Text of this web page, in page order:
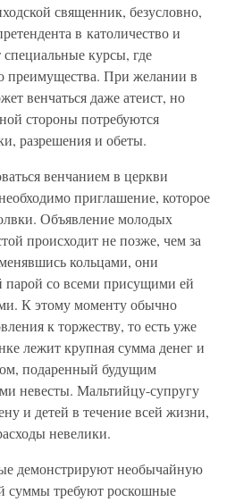
священник, безусловно,
в католичество и
курсы, где
преимущества. При желании в
венчаться даже атеист, но
стороны потребуются
разрешения и обеты.
венчанием в церкви
приглашение, которое
Объявление молодых
происходит не позже, чем за
кольцами, они
парой со всеми присущими ей
К этому моменту обычно
к торжеству, то есть уже
лежит крупная сумма денег и
подаренный будущим
невесты. Мальтийцу-супругу
и детей в течение всей жизни,
невелики.
демонстрируют необычайную
суммы требуют роскошные